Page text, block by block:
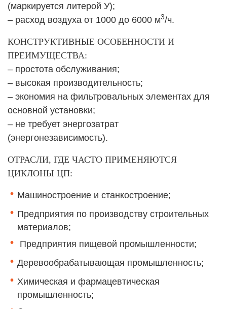
(маркируется литерой У);
– расход воздуха от 1000 до 6000 м3/ч.
КОНСТРУКТИВНЫЕ ОСОБЕННОСТИ И
ПРЕИМУЩЕСТВА:
– простота обслуживания;
– высокая производительность;
– экономия на фильтровальных элементах для
основной установки;
– не требует энергозатрат
(энергонезависимость).
ОТРАСЛИ, ГДЕ ЧАСТО ПРИМЕНЯЮТСЯ
ЦИКЛОНЫ ЦП:
Машиностроение и станкостроение;
Предприятия по производству строительных
материалов;
Предприятия пищевой промышленности;
Деревообрабатывающая промышленность;
Химическая и фармацевтическая
промышленность;